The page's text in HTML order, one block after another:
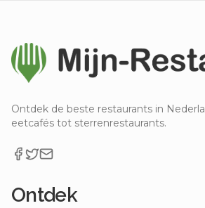
Ontdek de beste restaurants in
eetcafés tot sterrenrestaurants.
Ontdek